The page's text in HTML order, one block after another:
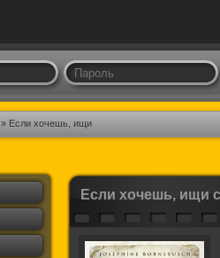
» Если хочешь, ищи
Если хочешь, ищи